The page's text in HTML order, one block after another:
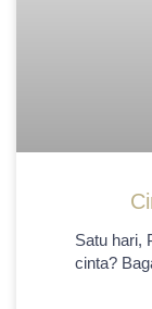
Satu hari,
cinta?